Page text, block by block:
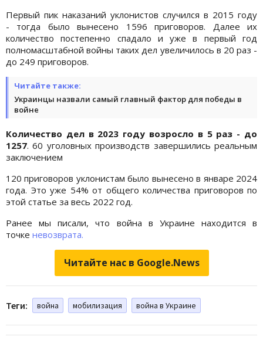
Первый пик наказаний уклонистов случился в 2015 году
- тогда было вынесено 1596 приговоров. Далее их
количество постепенно спадало и уже в первый год
полномасштабной войны таких дел увеличилось в 20 раз -
до 249 приговоров.
Читайте также:
Украинцы назвали самый главный фактор для победы в
войне
Количество дел в 2023 году возросло в 5 раз - до
1257. 60 уголовных производств завершились реальным
заключением
120 приговоров уклонистам было вынесено в январе 2024
года. Это уже 54% от общего количества приговоров по
этой статье за весь 2022 год.
Ранее мы писали, что война в Украине находится в
точке невозврата.
Читайте нас в Google.News
Теги: война мобилизация война в Украине